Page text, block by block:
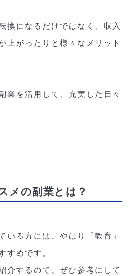
換になるだけではなく、収入
上がったりと様々なメリット
業を活用して、充実した日々
メの副業とは？
いる方には、やはり「教育」
すめです。
介するので、ぜひ参考にして